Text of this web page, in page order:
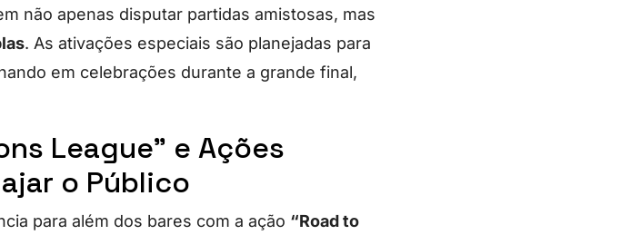
não apenas disputar partidas amistosas, mas
. As ativações especiais são planejadas para
em celebrações durante a grande final,
League” e Ações
o Público
para além dos bares com a ação “Road to